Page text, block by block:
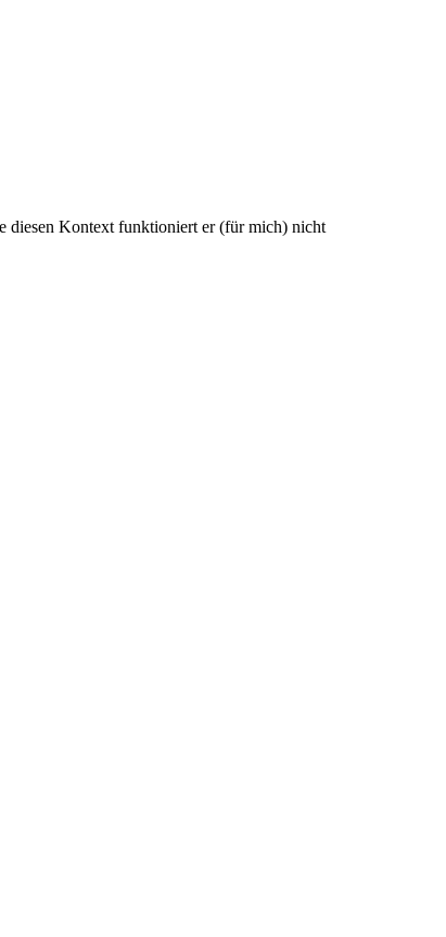
diesen Kontext funktioniert er (für mich) nicht